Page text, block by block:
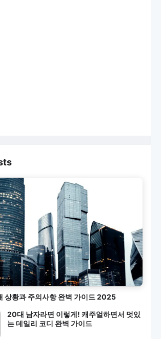
상황과 주의사항 완벽 가이드 2025
20대 남자라면 이렇게! 캐주얼하면서 멋있
는 데일리 코디 완벽 가이드